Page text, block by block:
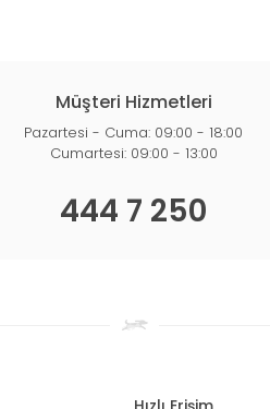
Müşteri Hizmetleri
Pazartesi - Cuma: 09:00 - 18:00
Cumartesi: 09:00 - 13:00
444 7 250